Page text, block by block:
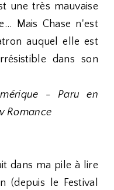
une très mauvaise
Mais Chase n'est
auquel elle est
dans son
- Paru en
Romance
dans ma pile à lire
(depuis le Festival